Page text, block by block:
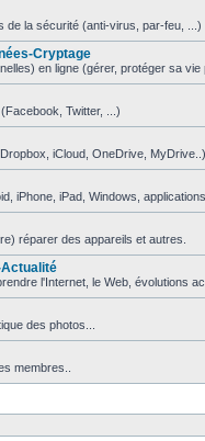
de la sécurité (anti-virus, par-feu, ...)
Cryptage
en ligne (gérer, protéger sa
Twitter, ...)
iCloud, OneDrive, MyDrive..)
iPhone, iPad, Windows,
réparer des appareils et autres.
l'Internet, le Web, évolutions
des photos...
membres..